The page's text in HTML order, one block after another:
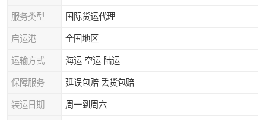
服务类型 国际货运代理
启运港 全国地区
运输方式 海运 空运 陆运
保障服务 延误包赔 丢货包赔
装运日期 周一到周六